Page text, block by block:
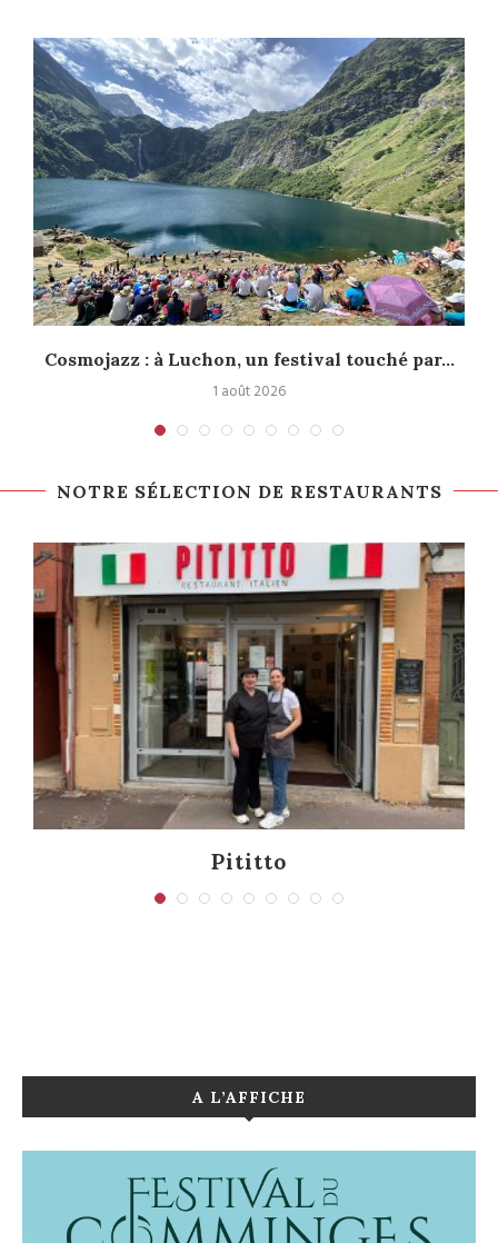
Cosmojazz : à Luchon, un festival touché par...
1 août 2026
NOTRE SÉLECTION DE RESTAURANTS
Pititto
A L’AFFICHE